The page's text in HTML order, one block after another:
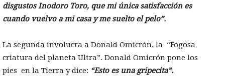
disgustos Inodoro Toro, que mi única satisfacción es
cuando vuelvo a mi casa y me suelto el pelo”.
La segunda involucra a Donald Omicrón, la “Fogosa
criatura del planeta Ultra”. Donald Omicrón pone los
pies en la Tierra y dice: “Esto es una gripecita”.